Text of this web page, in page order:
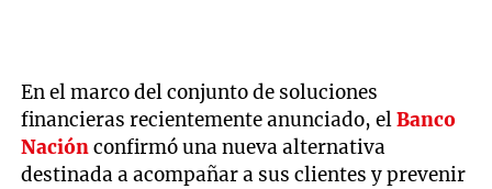
En el marco del conjunto de soluciones
financieras recientemente anunciado, elBanco
Naciónconfirmó una nueva alternativa
destinada a acompañar a sus clientes y prevenir